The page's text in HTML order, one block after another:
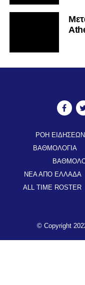
ΡΟΗ ΕΙΔΗΣΕΩΝ
ΒΑΘΜΟΛΟΓΙΑ
ΝΕΑ ΑΠΟ ΕΛΛΑΔΑ
ALL TIME ROSTER
© Copyright